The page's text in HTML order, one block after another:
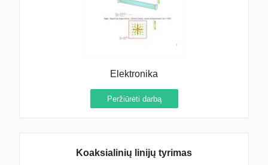
Elektronika
Peržiūrėti darbą
Koaksialinių linijų tyrimas